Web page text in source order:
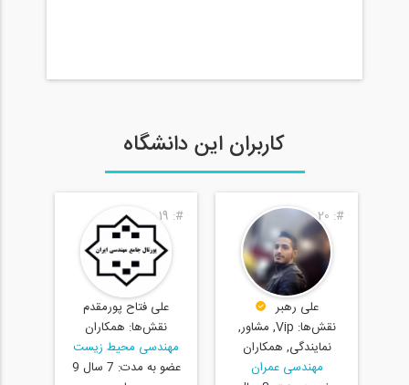
کاربران این دانشگاه
#:
20
علی رهبر
نقش‌ها:
Vip, مشاور,
نمایندگی, همکاران
مهندسی عمران
#:
19
علی فتاح پورمقدم
نقش‌ها: همکاران
مهندسی محیط زیست
عضو به مدت:
7 سال 9